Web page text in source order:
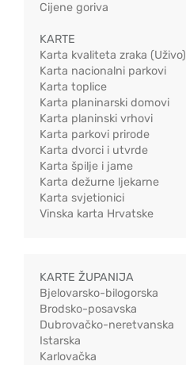
Cijene goriva
KARTE
Karta kvaliteta zraka (Uživo)
Karta nacionalni parkovi
Karta toplice
Karta planinarski domovi
Karta planinski vrhovi
Karta parkovi prirode
Karta dvorci i utvrde
Karta špilje i jame
Karta dežurne ljekarne
Karta svjetionici
Vinska karta Hrvatske
KARTE ŽUPANIJA
Bjelovarsko-bilogorska
Brodsko-posavska
Dubrovačko-neretvanska
Istarska
Karlovačka